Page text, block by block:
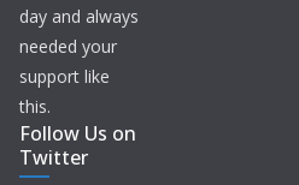
day and always
needed your
support like
this.
Follow Us on
Twitter